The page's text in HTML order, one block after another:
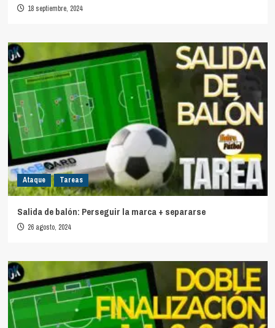
18 septiembre, 2024
Ataque Tareas
Salida de balón: Perseguir la marca + separarse
26 agosto, 2024